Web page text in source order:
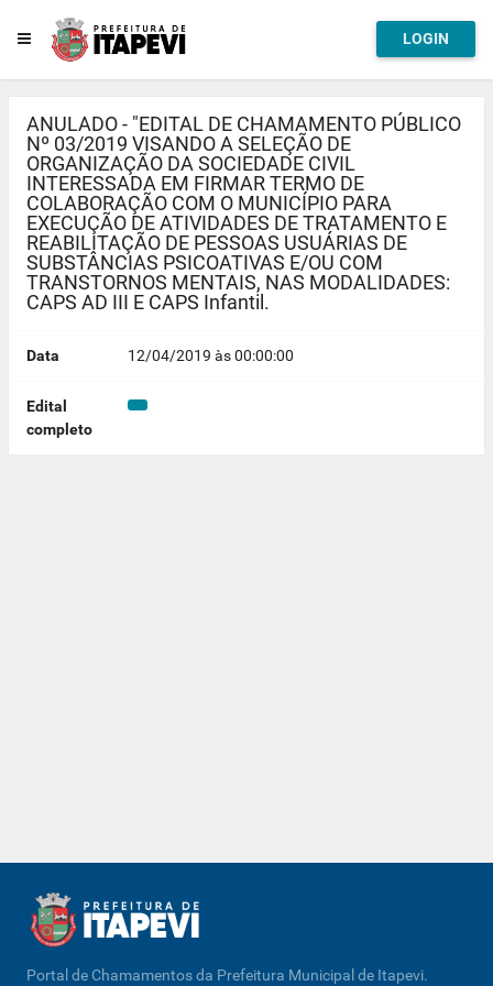
LOGIN
ANULADO - "EDITAL DE CHAMAMENTO PÚBLICO
Nº 03/2019 VISANDO A SELEÇÃO DE
ORGANIZAÇÃO DA SOCIEDADE CIVIL
INTERESSADA EM FIRMAR TERMO DE
COLABORAÇÃO COM O MUNICÍPIO PARA
EXECUÇÃO DE ATIVIDADES DE TRATAMENTO E
REABILITAÇÃO DE PESSOAS USUÁRIAS DE
SUBSTÂNCIAS PSICOATIVAS E/OU COM
TRANSTORNOS MENTAIS, NAS MODALIDADES:
CAPS AD III E CAPS Infantil.
Data 12/04/2019 às 00:00:00
Edital
completo
Portal de Chamamentos da Prefeitura Municipal de Itapevi.